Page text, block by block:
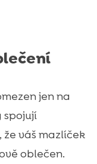
jen na
spojují
že váš mazlíček
oblečen.